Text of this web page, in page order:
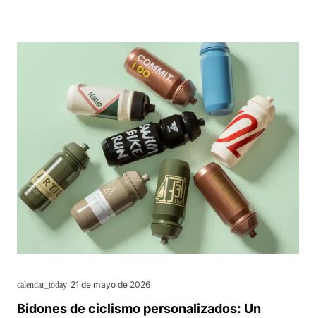
calendar_today 21 de mayo de 2026
Bidones de ciclismo personalizados: Un